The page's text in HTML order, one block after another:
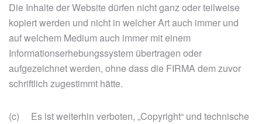
Die Inhalte der Website dürfen nicht ganz oder teilweise
kopiert werden und nicht in welcher Art auch immer und
auf welchem Medium auch immer mit einem
Informationserhebungssystem übertragen oder
aufgezeichnet werden, ohne dass die FIRMA dem zuvor
schriftlich zugestimmt hätte.
(c) Es ist weiterhin verboten, „Copyright“ und technische